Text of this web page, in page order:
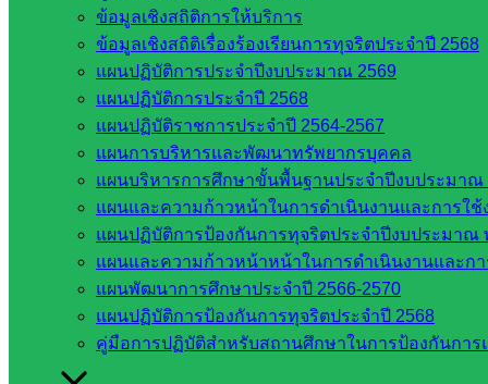
ข้อมูลเชิงสถิติการให้บริการ
ข้อมูลเชิงสถิติเรื่องร้องเรียนการทุจริตประจำปี 2568
แผนปฏิบัติการประจำปีงบประมาณ 2569
แผนปฏิบัติการประจำปี 2568
แผนปฏิบัติราชการประจำปี 2564-2567
แผนการบริหารและพัฒนาทรัพยากรบุคคล
แผนบริหารการศึกษาขั้นพื้นฐานประจำปีงบประมาณ
แผนและความก้าวหน้าในการดำเนินงานและการใ
แผนปฏิบัติการป้องกันการทุจริตประจำปีงบประมาณ
แผนและความก้าวหน้าหน้าในการดำเนินงานและก
แผนพัฒนาการศึกษาประจำปี 2566-2570
แผนปฏิบัติการป้องกันการทุจริตประจำปี 2568
คู่มือการปฏิบัติสำหรับสถานศึกษาในการป้องกันการ
Post Views: 2,132
web2021_admin
หน่วยงาน
ที่เกี่ยวข้อง